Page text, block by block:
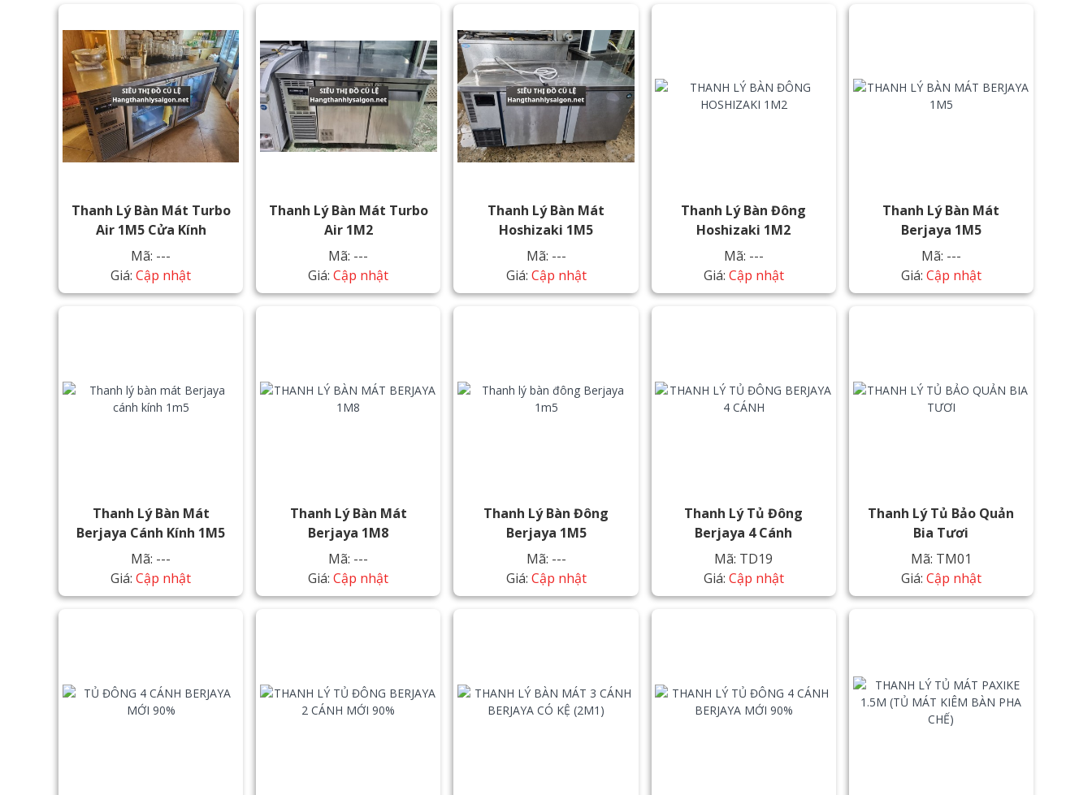
Thanh Lý Bàn Mát Turbo
Air 1M5 Cửa Kính
Mã: ---
Giá:Cập nhật
Thanh Lý Bàn Mát Turbo
Air 1M2
Mã: ---
Giá:Cập nhật
Thanh Lý Bàn Mát
Hoshizaki 1M5
Mã: ---
Giá: Cập nhật
Thanh Lý Bàn Đông
Hoshizaki 1M2
Mã: ---
Giá: Cập nhật
Thanh Lý Bàn Mát
Berjaya 1M5
Mã: ---
Giá: Cập nhật
Thanh Lý Bàn Mát
Berjaya Cánh Kính 1M5
Mã: ---
Giá:Cập nhật
Thanh Lý Bàn Mát
Berjaya 1M8
Mã: ---
Giá:Cập nhật
Thanh Lý Bàn Đông
Berjaya 1M5
Mã: ---
Giá: Cập nhật
Thanh Lý Tủ Đông
Berjaya 4 Cánh
Mã: TD19
Giá: Cập nhật
Thanh Lý Tủ Bảo Quản
Bia Tươi
Mã: TM01
Giá: Cập nhật